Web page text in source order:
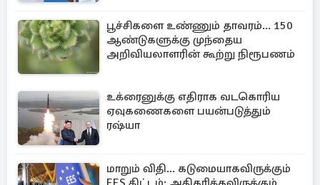
பூச்சிகளை உண்ணும் தாவரம்... 150
ஆண்டுகளுக்கு முந்தைய
அறிவியலாளரின் கூற்று நிரூபணம்
உக்ரைனுக்கு எதிராக வடகொரிய
ஏவுகணைகளை பயன்படுத்தும்
ரஷ்யா
மாறும் விதி... கடுமையாகவிருக்கும்